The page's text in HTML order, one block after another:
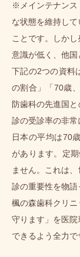
※メインテナンス
な状態を維持し
ことです。しか
意識が低く、他国
下記の2つの資料
の割合」「70歳
防歯科の先進国
診の受診率の非
日本の平均は70
があります。定
ません。これは
診の重要性を物語
楓の森歯科クリ
守ります」を医
できるよう全力で